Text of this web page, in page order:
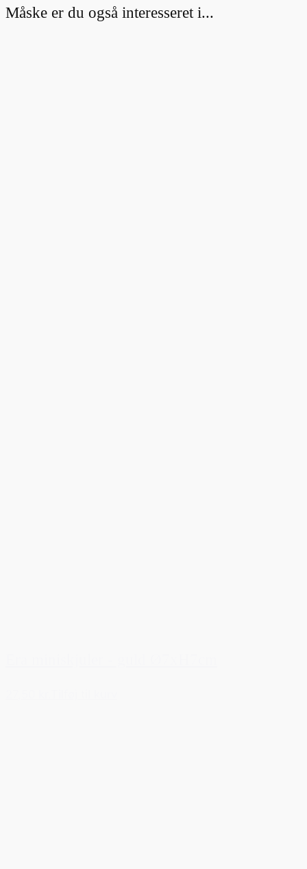
Måske er du også interesseret i...